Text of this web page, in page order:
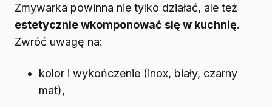
Zmywarka powinna nie tylko działać, ale też
estetycznie wkomponować się w kuchnię.
Zwróć uwagę na:
kolor i wykończenie (inox, biały, czarny
mat),